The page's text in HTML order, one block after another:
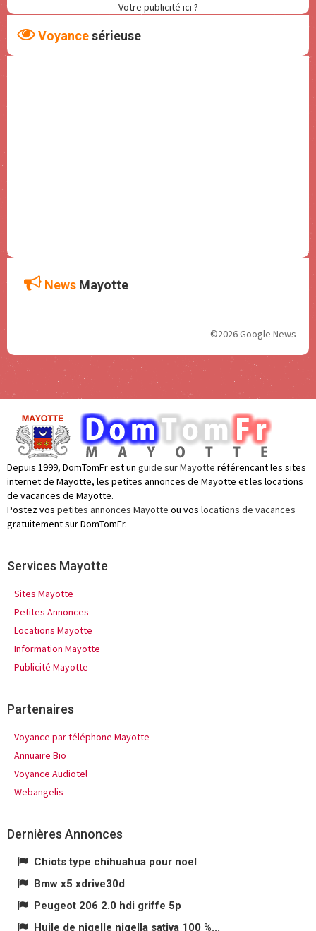
Votre publicité ici ?
Voyancesérieuse
News Mayotte
©2026 Google News
Depuis 1999, DomTomFr est un guide sur Mayotte référencant les sites
internet de Mayotte, les petites annonces de Mayotte et les locations
de vacances de Mayotte.
Postez vos petites annonces Mayotte ou vos locations de vacances
gratuitement sur DomTomFr.
Services Mayotte
Sites Mayotte
Petites Annonces
Locations Mayotte
Information Mayotte
Publicité Mayotte
Partenaires
Voyance par téléphone Mayotte
Annuaire Bio
Voyance Audiotel
Webangelis
Dernières Annonces
Chiots type chihuahua pour noel
Bmw x5 xdrive30d
Peugeot 206 2.0 hdi griffe 5p
Huile de nigelle nigella sativa 100 %...